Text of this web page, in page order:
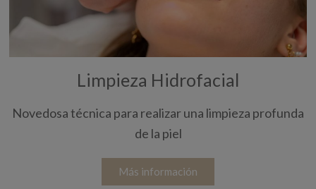
Limpieza Hidrofacial
Novedosa técnica para realizar una limpieza profunda
de la piel
Más información